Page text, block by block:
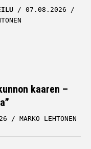
07.08.2026
kaaren –
MARKO LEHTONEN